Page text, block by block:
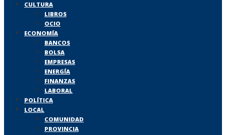
CULTURA
LIBROS
OCIO
ECONOMÍA
BANCOS
BOLSA
EMPRESAS
ENERGÍA
FINANZAS
LABORAL
POLÍTICA
LOCAL
COMUNIDAD
PROVINCIA